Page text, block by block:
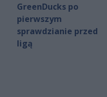
GreenDucks po
pierwszym
sprawdzianie przed
ligą